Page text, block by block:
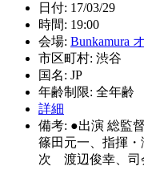
日付: 17/03/29
時間: 19:00
会場: Bunkamura
市区町村: 渋谷
国名: JP
年齢制限: 全年齢
詳細
備考: ●出演 総監
篠田元一、指揮
次 渡辺俊幸、司